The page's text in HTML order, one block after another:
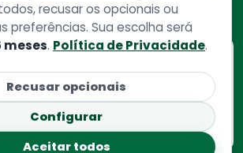
o cadastro da instituição no
Sistema e-Mec
recusar os opcionais ou
preferências. Sua escolha será
meses. Política de Privacidade.
Recusar opcionais
Configurar
Aceitar todos